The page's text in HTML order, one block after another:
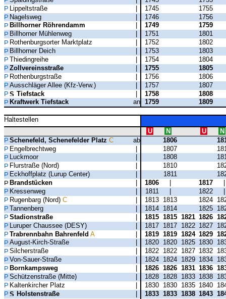
Lippeltstraße
| 1745
1755
Nagelsweg
| 1746
1756
Billhorner Röhrendamm
1749
1759
Billhorner Mühlenweg
1751
1801
Rothenburgsorter Marktplatz
1752
1802
Billhorner Deich
1753
1803
Thiedingreihe
1754
1804
Zollvereinsstraße
1755
1805
Rothenburgstraße
1756
1806
Ausschläger Allee (Kfz-Verw.)
| 1757
1807
Tiefstack
| 1758
1808
Kraftwerk Tiefstack
an 1759 1809
Haltestellen
U
N U
N
Schenefeld, Schenefelder Platz C ab 1806
Engelbrechtweg
| 1807
Luckmoor
1808
Flurstraße (Nord)
1810
Eckhoffplatz (Lurup Center)
1811
Brandstücken
1806 1817
Kressenweg
1811 1822
Rugenbarg (Nord)C 1813 1813 1824
Tannenberg
1814 1814 1825
Stadionstraße
| 1815 1815 1821 1826
Luruper Chaussee (DESY)
| 1817 1817 1822 1827
Trabrennbahn Bahrenfeld A | 1819 1819 1824 1829
August-Kirch-Straße
1820 1820 1825 1830
Silcherstraße
1822 1822 1827 1832
Von-Sauer-Straße
1824 1824 1829 1834
Bornkampsweg
1826 1826 1831 1836
Schützenstraße (Mitte)
1828 1828 1833 1838
Kaltenkircher Platz
1830 1830 1835 1840
Holstenstraße
| 1833 1833 1838 1843